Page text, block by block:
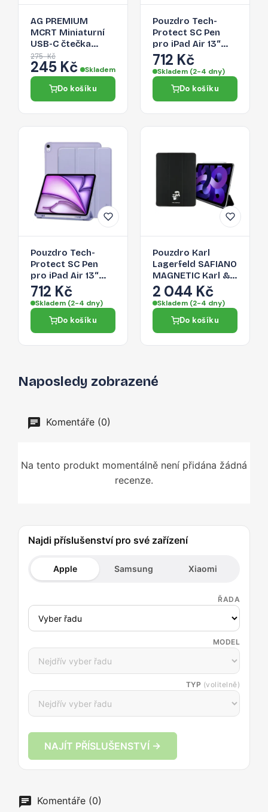
AG PREMIUM
MCRT Miniaturní
USB-C čtečka
Micro SD karet,
zlatá
275 Kč
245 Kč Skladem
Do košíku
Pouzdro Tech-
Protect SC Pen
pro iPad Air 13“
2024 - černé
712 Kč
Skladem (2-4 dny)
Do košíku
Pouzdro Tech-
Protect SC Pen
pro iPad Air 13“
2024 - fialové
712 Kč
Skladem (2-4 dny)
Do košíku
Pouzdro Karl
Lagerfeld SAFIANO
MAGNETIC Karl &
Choupette pro
iPad Air 13" 2024 -
černé
2 044 Kč
Skladem (2-4 dny)
Do košíku
Naposledy zobrazené
Komentáře (0)
Na tento produkt momentálně není přidána žádná
recenze.
Najdi příslušenství pro své zařízení
Apple Samsung Xiaomi
ŘADA
MODEL
TYP (volitelně)
NAJÍT PŘÍSLUŠENSTVÍ →
Komentáře (0)